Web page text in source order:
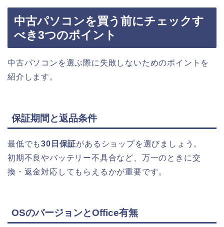
中古パソコンを買う前にチェックす
べき3つのポイント
中古パソコンを選ぶ際に失敗しないためのポイントを
紹介します。
保証期間と返品条件
最低でも30日保証があるショップを選びましょう。
初期不良やバッテリー不具合など、万一のときに交
換・返金対応してもらえるかが重要です。
OSのバージョンとOffice有無